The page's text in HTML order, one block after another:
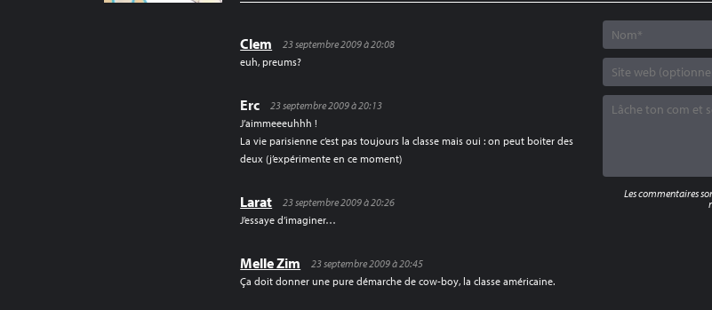
Clem
23 septembre 2009 à 20:08
euh, preums?
Erc
23 septembre 2009 à 20:13
J’aimmeeeuhhh !
La vie parisienne c’est pas toujours la classe mais oui : on peut boiter des
deux (j’expérimente en ce moment)
Larat
23 septembre 2009 à 20:26
J’essaye d’imaginer…
Melle Zim
23 septembre 2009 à 20:45
Ça doit donner une pure démarche de cow-boy, la classe américaine.
Les commentaires